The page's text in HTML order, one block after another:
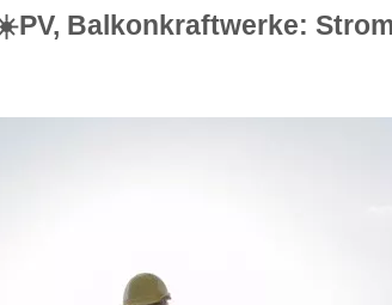
Balkonkraftwerke: